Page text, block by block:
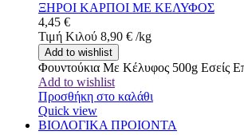
ΞΗΡΟΙ ΚΑΡΠΟΙ ΜΕ ΚΕΛΥΦΟΣ
4,45 €
Τιμή Κιλού 8,90 € /kg
Add to wishlist
Φουντούκια Με Κέλυφος 500g Εσείς
Add to wishlist
Προσθήκη στο καλάθι
Quick view
ΒΙΟΛΟΓΙΚΑ ΠΡΟΙΟΝΤΑ